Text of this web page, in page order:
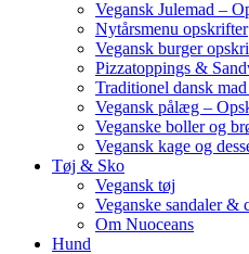
Vegansk Julemad –
Nytårsmenu opskrifter
Vegansk burger
Pizzatoppings &
Traditionel dansk
Vegansk pålæg –
Veganske boller og
Vegansk kage og
Tøj & Sko
Vegansk tøj
Veganske sandaler &
Om Nuoceans
Hund